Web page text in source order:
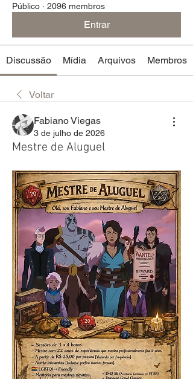
Público · 2096 membros
Entrar
Discussão Mídia Arquivos Membros
Voltar
Fabiano Viegas
3 de julho de 2026
Mestre de Aluguel